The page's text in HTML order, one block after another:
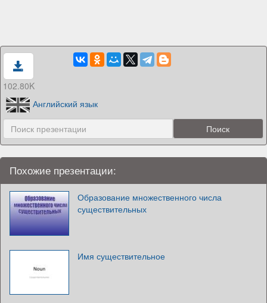
102.80K
Английский язык
Похожие презентации:
Образование множественного числа
существительных
Имя существительное